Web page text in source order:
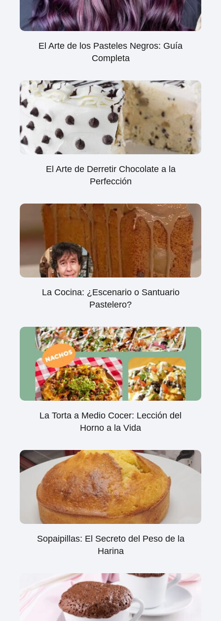
El Arte de los Pasteles Negros: Guía
Completa
El Arte de Derretir Chocolate a la
Perfección
La Cocina: ¿Escenario o Santuario
Pastelero?
La Torta a Medio Cocer: Lección del
Horno a la Vida
Sopaipillas: El Secreto del Peso de la
Harina